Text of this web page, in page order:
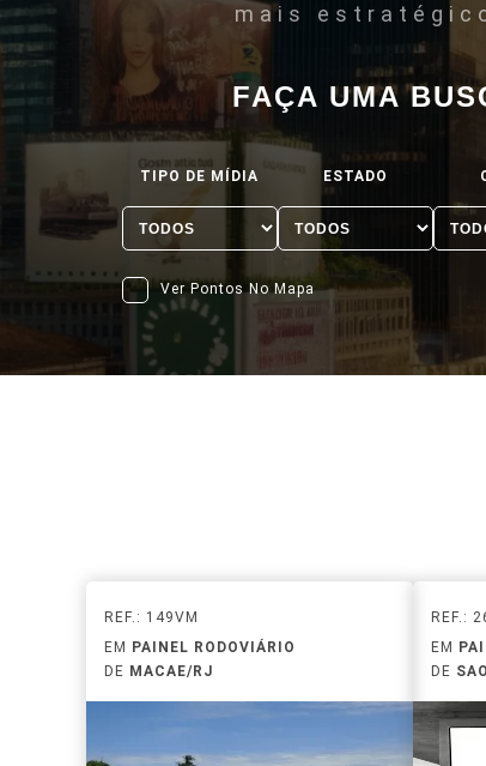
mais
FAÇA UMA
TIPO DE MÍDIA ESTADO
Ver Pontos No Mapa
REF.: 149VM
EM PAINEL RODOVIÁRIO
DE MACAE/RJ
REF.:
EM
DE